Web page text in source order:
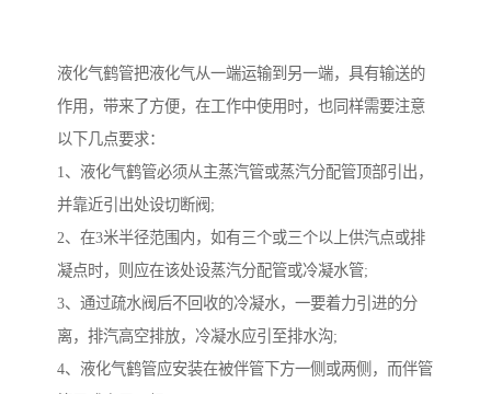
液化气鹤管把液化气从一端运输到另一端，具有输送的
作用，带来了方便，在工作中使用时，也同样需要注意
以下几点要求：
1、液化气鹤管必须从主蒸汽管或蒸汽分配管顶部引出，
并靠近引出处设切断阀;
2、在3米半径范围内，如有三个或三个以上供汽点或排
凝点时，则应在该处设蒸汽分配管或冷凝水管;
3、通过疏水阀后不回收的冷凝水，一要着力引进的分
离，排汽高空排放，冷凝水应引至排水沟;
4、液化气鹤管应安装在被伴管下方一侧或两侧，而伴管